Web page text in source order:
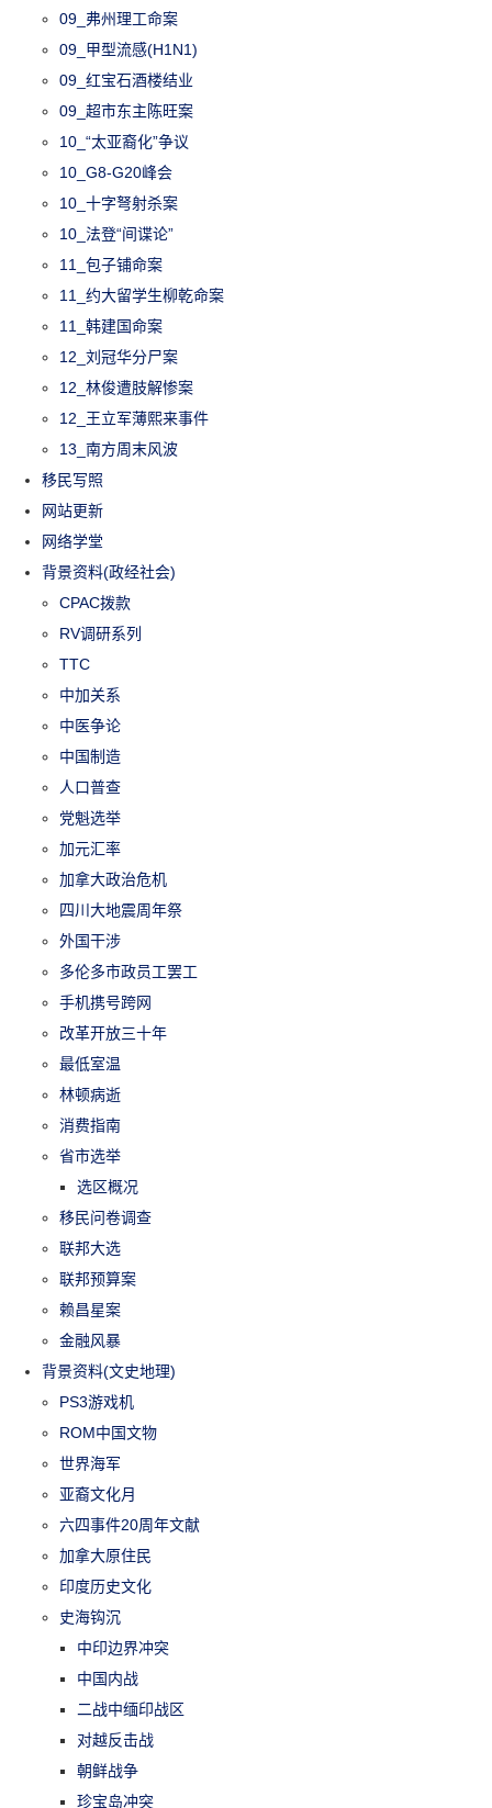
09_弗州理工命案
09_甲型流感(H1N1)
09_红宝石酒楼结业
09_超市东主陈旺案
10_“太亚裔化”争议
10_G8-G20峰会
10_十字弩射杀案
10_法登“间谍论”
11_包子铺命案
11_约大留学生柳乾命案
11_韩建国命案
12_刘冠华分尸案
12_林俊遭肢解惨案
12_王立军薄熙来事件
13_南方周末风波
移民写照
网站更新
网络学堂
背景资料(政经社会)
CPAC拨款
RV调研系列
TTC
中加关系
中医争论
中国制造
人口普查
党魁选举
加元汇率
加拿大政治危机
四川大地震周年祭
外国干涉
多伦多市政员工罢工
手机携号跨网
改革开放三十年
最低室温
林顿病逝
消费指南
省市选举
选区概况
移民问卷调查
联邦大选
联邦预算案
赖昌星案
金融风暴
背景资料(文史地理)
PS3游戏机
ROM中国文物
世界海军
亚裔文化月
六四事件20周年文献
加拿大原住民
印度历史文化
史海钩沉
中印边界冲突
中国内战
二战中缅印战区
对越反击战
朝鲜战争
珍宝岛冲突